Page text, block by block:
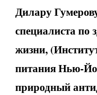
Дилару
специалиста по
жизни,
питания Нью-
природный